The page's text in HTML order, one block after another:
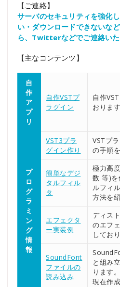
【ご連絡】
サーバのセキュリティを強化
い・ダウンロードできないな
ら、Twitterなどでご連絡いた
【主なコンテンツ】
自
作
ア
プ
リ
自作VSTプ
ラグイン
自作
おります
プ
ロ
グ
ラ
ミ
ン
グ
情
報
VST3プラ
グイン作り
VSTプ
の手順
簡単なデジ
タルフィル
タ
極力高
数 等)を
ルフィ
方法を
エフェクタ
ー実装例
ディス
のエフ
してお
SoundFont
ファイルの
読み込み
と組み
ります。
現在作